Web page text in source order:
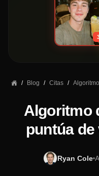
/ Blog / Citas /
Algoritmo
puntúa
Ryan Cole